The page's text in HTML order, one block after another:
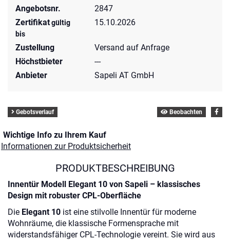
Angebotsnr.
2847
Zertifikatgültig
bis
15.10.2026
Zustellung
Versand auf Anfrage
Höchstbieter
---
Anbieter
Sapeli AT GmbH
Gebotsverlauf Beobachten
Wichtige Info zu Ihrem Kauf
Informationen zur Produktsicherheit
PRODUKTBESCHREIBUNG
Innentür Modell Elegant 10 von Sapeli – klassisches
Design mit robuster CPL-Oberfläche
Die Elegant 10 ist eine stilvolle Innentür für moderne
Wohnräume, die klassische Formensprache mit
widerstandsfähiger CPL-Technologie vereint. Sie wird aus